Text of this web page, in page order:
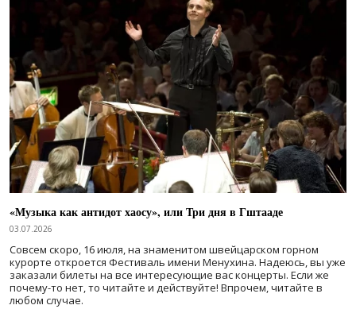
«Музыка как антидот хаосу», или Три дня в Гштааде
03.07.2026
Совсем скоро, 16 июля, на знаменитом швейцарском горном
курорте откроется Фестиваль имени Менухина. Надеюсь, вы уже
заказали билеты на все интересующие вас концерты. Если же
почему-то нет, то читайте и действуйте! Впрочем, читайте в
любом случае.